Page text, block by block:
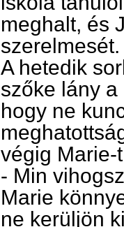
meghalt, és
szerelmesét.
A hetedik
szőke lány
hogy ne
végig Marie-
- Min
Marie
ne kerüljön